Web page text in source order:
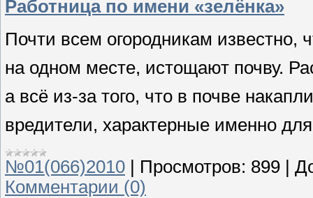
Работница по имени «зелёнка»
Почти всем огородникам
на одном месте, истощают почву.
а всё из-за того, что в почве
вредители, характерные именно
№01(066)2010 Просмотров: 899
Комментарии (0)